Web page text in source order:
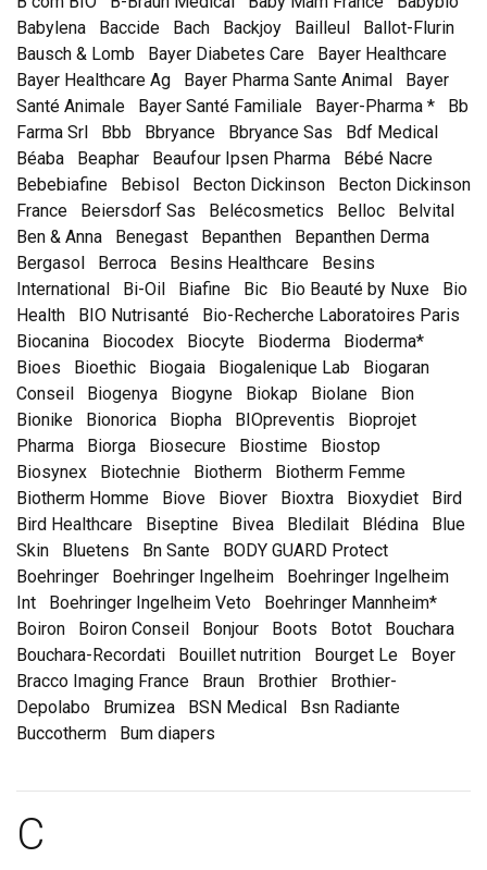
Babylena
Baccide Bach Backjoy Bailleul
Ballot-Flurin
Bausch & Lomb
Bayer Diabetes Care
Bayer Healthcare
Bayer Healthcare Ag
Bayer Pharma Sante Animal
Bayer
Santé Animale
Bayer Santé Familiale Bayer-Pharma *
Bb
Farma Srl
Bbb Bbryance Bbryance Sas
Bdf Medical
Béaba
Beaphar Beaufour Ipsen Pharma
Bébé Nacre
Bebebiafine
Bebisol Becton Dickinson
Becton Dickinson
France
Beiersdorf Sas Belécosmetics Belloc
Belvital
Ben & Anna
Benegast Bepanthen
Bepanthen Derma
Bergasol
Berroca Besins Healthcare
Besins
International
Bi-Oil Biafine Bic Bio Beauté by Nuxe
Bio
Health
BIO Nutrisanté
Bio-Recherche Laboratoires Paris
Biocanina
Biocodex Biocyte Bioderma
Bioderma*
Bioes
Bioethic Biogaia Biogalenique Lab
Biogaran
Conseil
Biogenya Biogyne Biokap Biolane
Bion
Bionike
Bionorica Biopha BIOpreventis
Bioprojet
Pharma
Biorga Biosecure Biostime
Biostop
Biosynex
Biotechnie Biotherm
Biotherm Femme
Biotherm Homme
Biove Biover Bioxtra Bioxydiet
Bird
Bird Healthcare
Biseptine Bivea Bledilait Blédina
Blue
Skin
Bluetens Bn Sante
BODY GUARD Protect
Boehringer
Boehringer Ingelheim
Boehringer Ingelheim
Int
Boehringer Ingelheim Veto
Boehringer Mannheim*
Boiron
Boiron Conseil Bonjour Boots Botot
Bouchara
Bouchara-Recordati
Bouillet nutrition Bourget Le
Boyer
Bracco Imaging France
Braun Brothier
Brothier-
Depolabo
Brumizea BSN Medical
Bsn Radiante
Buccotherm
Bum diapers
Marques et
C